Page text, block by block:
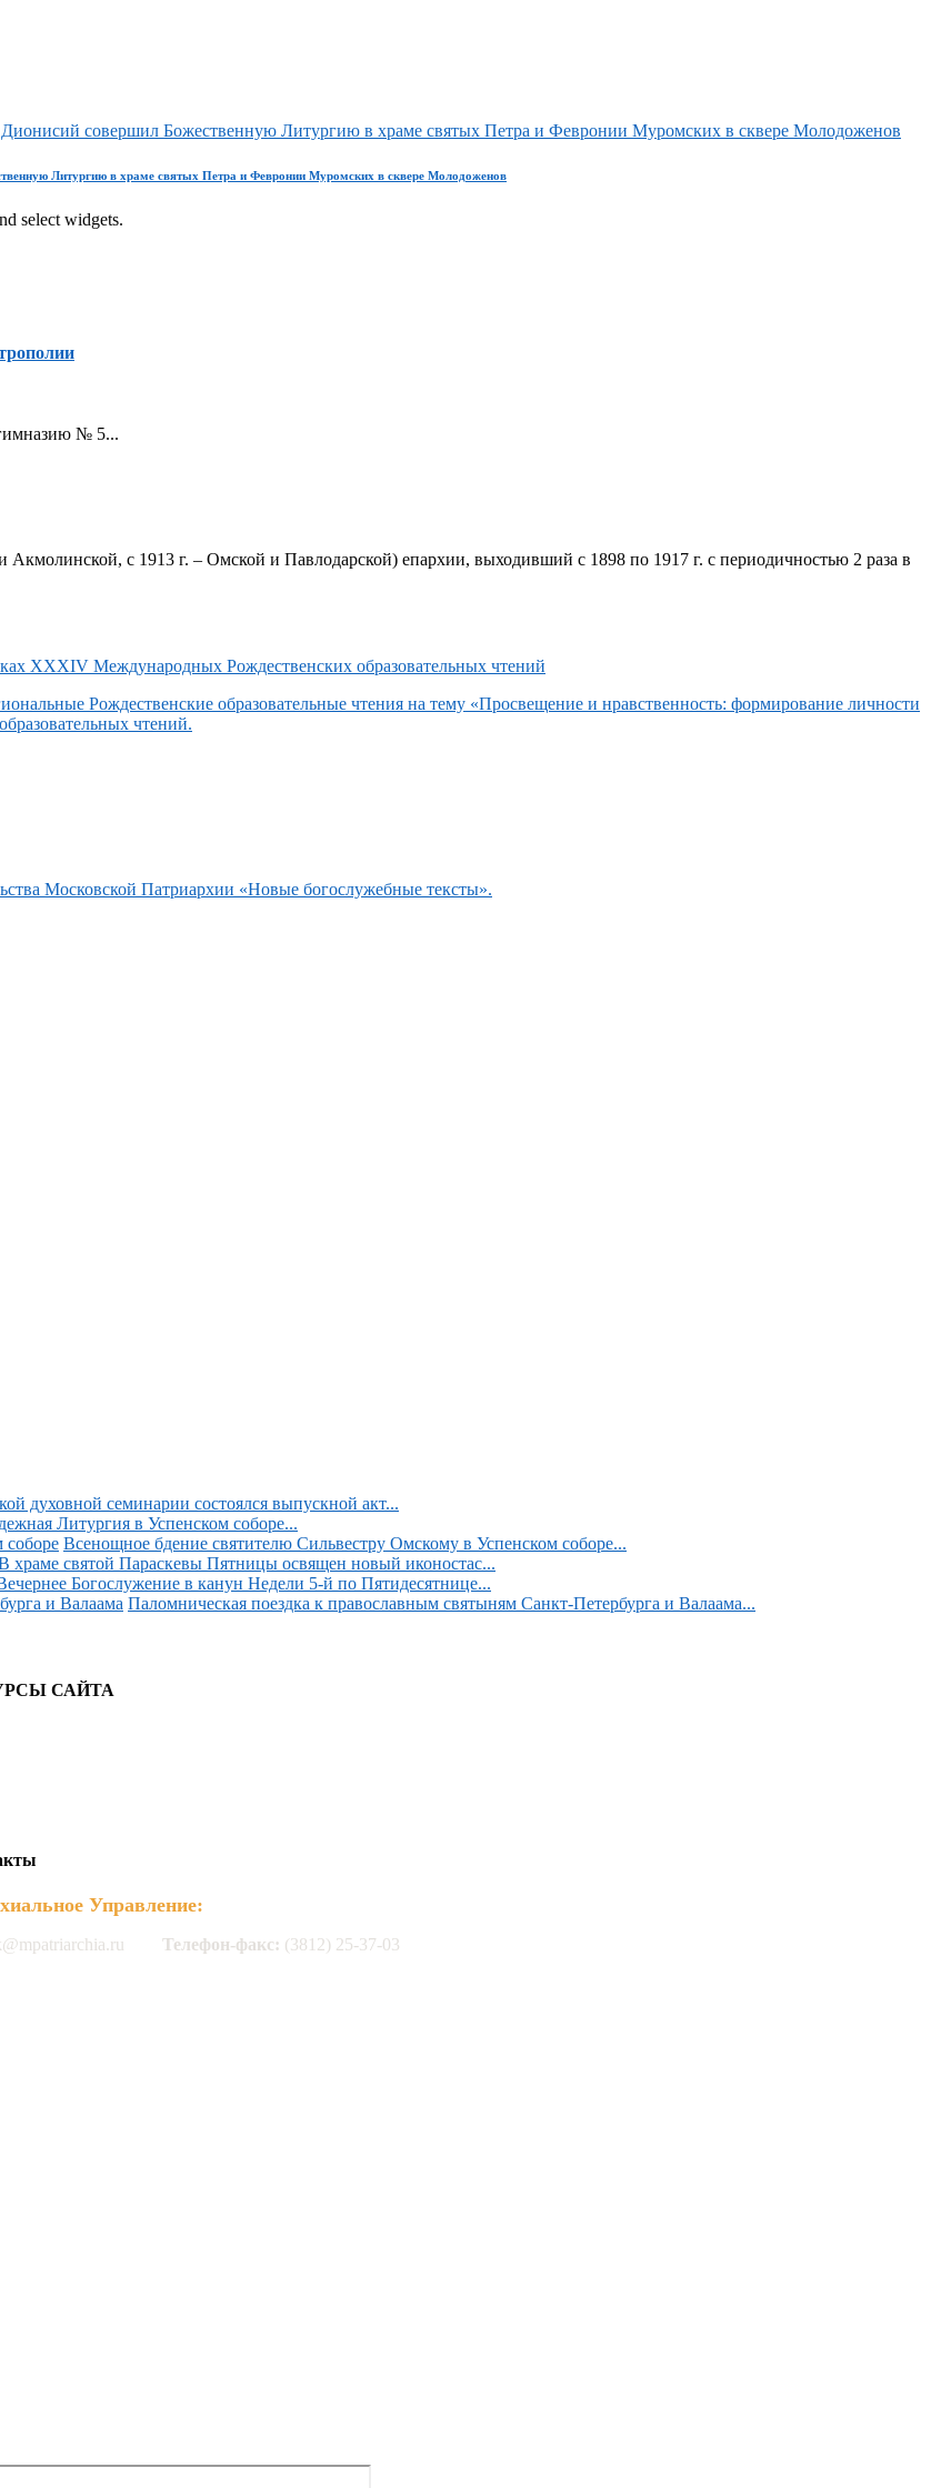
совершил Божественную Литургию в храме святых Петра и Февронии Муромских в сквере Молодоженов
Литургию в храме святых Петра и Февронии Муромских в сквере Молодоженов
select widgets.
№ 5...
с 1913 г. – Омской и Павлодарской) епархии, выходивший с 1898 по 1917 г. с периодичностью 2 раза в
Рождественские образовательные чтения на тему «Просвещение и нравственность: формирование личности
чтений.
Московской Патриархии «Новые богослужебные тексты».
духовной семинарии состоялся выпускной акт...
Литургия в Успенском соборе...
Всенощное бдение святителю Сильвестру Омскому в Успенском соборе...
храме святой Параскевы Пятницы освящен новый иконостас...
Богослужение в канун Недели 5-й по Пятидесятнице...
Паломническая поездка к православным святыням Санкт-Петербурга и Валаама...
САЙТА
Управление:
Телефон-факс: (3812) 25-37-03